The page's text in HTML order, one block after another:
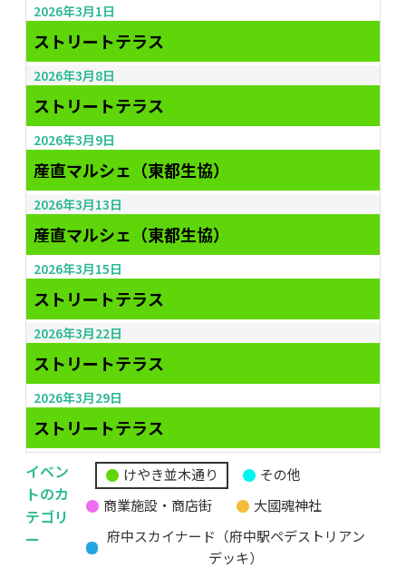
2026年3月1日
ストリートテラス
2026年3月8日
ストリートテラス
2026年3月9日
産直マルシェ（東都生協）
2026年3月13日
産直マルシェ（東都生協）
2026年3月15日
ストリートテラス
2026年3月22日
ストリートテラス
2026年3月29日
ストリートテラス
イベン
トのカ
テゴリ
ー
無
題
カ
けやき並木通り
その他
商業施設・商店街
大國魂神社
府中スカイナード（府中駅ペデストリアン
デッキ）